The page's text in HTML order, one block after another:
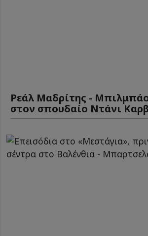
Ρεάλ Μαδρίτης -
στον σπουδαίο Ντάνι